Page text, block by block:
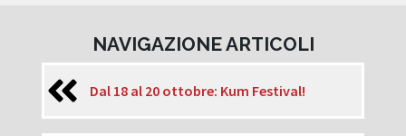
NAVIGAZIONE ARTICOLI
Dal 18 al 20 ottobre: Kum Festival!